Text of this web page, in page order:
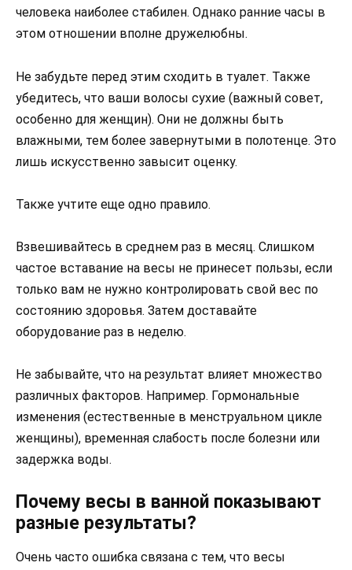
человека наиболее стабилен. Однако ранние часы в
этом отношении вполне дружелюбны.
Не забудьте перед этим сходить в туалет. Также
убедитесь, что ваши волосы сухие (важный совет,
особенно для женщин). Они не должны быть
влажными, тем более завернутыми в полотенце. Это
лишь искусственно завысит оценку.
Также учтите еще одно правило.
Взвешивайтесь в среднем раз в месяц. Слишком
частое вставание на весы не принесет пользы, если
только вам не нужно контролировать свой вес по
состоянию здоровья. Затем доставайте
оборудование раз в неделю.
Не забывайте, что на результат влияет множество
различных факторов. Например. Гормональные
изменения (естественные в менструальном цикле
женщины), временная слабость после болезни или
задержка воды.
Почему весы в ванной показывают
разные результаты?
Очень часто ошибка связана с тем, что весы